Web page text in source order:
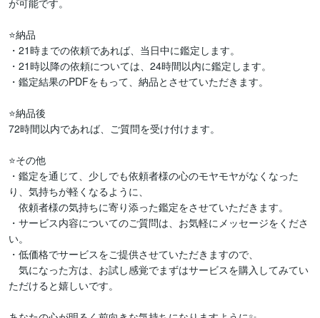
が可能です。
⭐納品
・21時までの依頼であれば、当日中に鑑定します。
・21時以降の依頼については、24時間以内に鑑定します。
・鑑定結果のPDFをもって、納品とさせていただきます。
⭐納品後
72時間以内であれば、ご質問を受け付けます。
⭐その他
・鑑定を通じて、少しでも依頼者様の心のモヤモヤがなくなった
り、気持ちが軽くなるように、
依頼者様の気持ちに寄り添った鑑定をさせていただきます。
・サービス内容についてのご質問は、お気軽にメッセージをくださ
い。
・低価格でサービスをご提供させていただきますので、
気になった方は、お試し感覚でまずはサービスを購入してみてい
ただけると嬉しいです。